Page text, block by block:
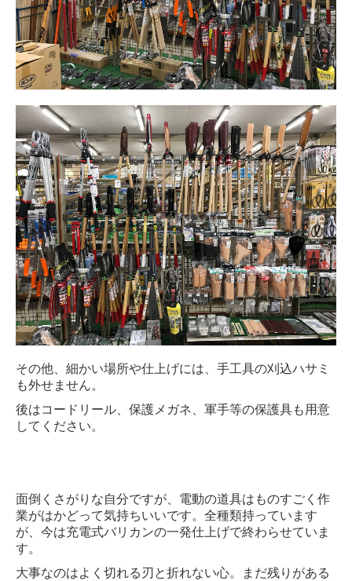
その他、細かい場所や仕上げには、手工具の刈込ハサミ
も外せません。
後はコードリール、保護メガネ、軍手等の保護具も用意
してください。
面倒くさがりな自分ですが、電動の道具はものすごく作
業がはかどって気持ちいいです。全種類持っています
が、今は充電式バリカンの一発仕上げで終わらせていま
す。
大事なのはよく切れる刃と折れない心。まだ残りがある